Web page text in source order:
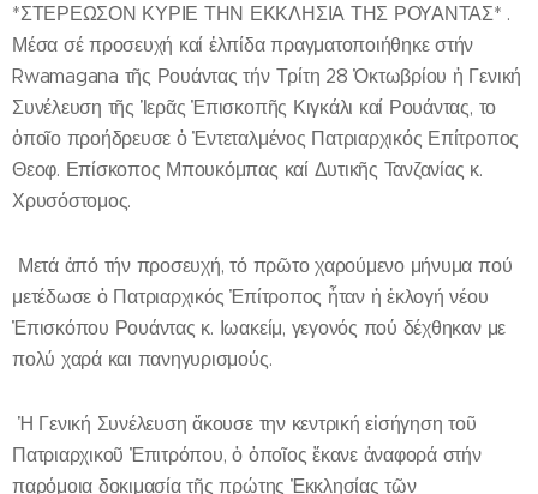
*ΣΤΕΡΕΩΣΟΝ ΚΥΡΙΕ ΤΗΝ ΕΚΚΛΗΣΙΑ ΤΗΣ ΡΟΥΑΝΤΑΣ* .
Μέσα σέ προσευχή καί ἐλπίδα πραγματοποιήθηκε στήν
Rwamagana τῆς Ρουάντας τήν Τρίτη 28 Ὀκτωβρίου ἡ Γενική
Συνέλευση τῆς Ἱερᾶς Ἐπισκοπῆς Κιγκάλι καί Ρουάντας, το
ὁποῖο προήδρευσε ὁ Ἐντεταλμένος Πατριαρχικός Επίτροπος
Θεοφ. Επίσκοπος Μπουκόμπας καί Δυτικῆς Τανζανίας κ.
Χρυσόστομος.
Μετά ἀπό τήν προσευχή, τό πρῶτο χαρούμενο μήνυμα πού
μετέδωσε ὁ Πατριαρχικός Ἐπίτροπος ἦταν ἡ ἐκλογή νέου
Ἐπισκόπου Ρουάντας κ. Ιωακείμ, γεγονός πού δέχθηκαν με
πολύ χαρά και πανηγυρισμούς.
Ἡ Γενική Συνέλευση ἄκουσε την κεντρική εἰσήγηση τοῦ
Πατριαρχικοῦ Ἐπιτρόπου, ὁ ὁποῖος ἔκανε ἀναφορά στήν
παρόμοια δοκιμασία τῆς πρώτης Ἐκκλησίας τῶν